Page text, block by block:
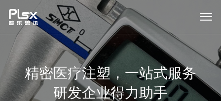
精密医疗注塑，一站式服务
研发企业得力助手